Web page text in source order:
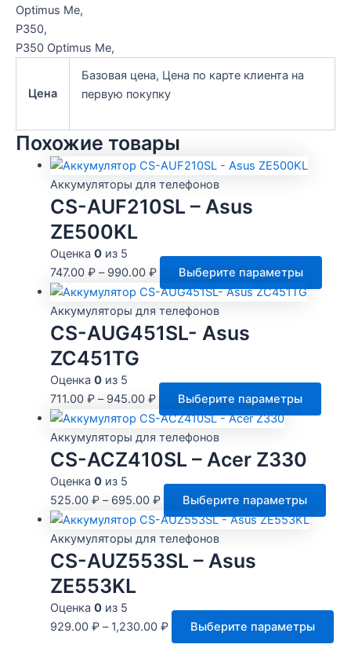
Optimus Me,
P350,
P350 Optimus Me,
Цена
Базовая цена, Цена по карте клиента на
первую покупку
Похожие товары
Аккумуляторы для телефонов
CS-AUF210SL – Asus
ZE500KL
Оценка 0из 5
747.00 ₽– 990.00 ₽ Выберите параметры
Аккумуляторы для телефонов
CS-AUG451SL- Asus
ZC451TG
Оценка 0из 5
711.00 ₽– 945.00 ₽ Выберите параметры
Аккумуляторы для телефонов
CS-ACZ410SL – Acer Z330
Оценка 0из 5
525.00 ₽– 695.00 ₽ Выберите параметры
Аккумуляторы для телефонов
CS-AUZ553SL – Asus
ZE553KL
Оценка 0из 5
929.00 ₽– 1,230.00 ₽ Выберите параметры